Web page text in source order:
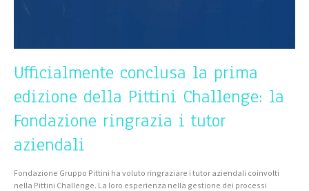
Ufficialmente conclusa la prima
edizione della Pittini Challenge: la
Fondazione ringrazia i tutor
aziendali
Fondazione Gruppo Pittini ha voluto ringraziare i tutor aziendali coinvolti
nella Pittini Challenge. La loro esperienza nella gestione dei processi
tutor